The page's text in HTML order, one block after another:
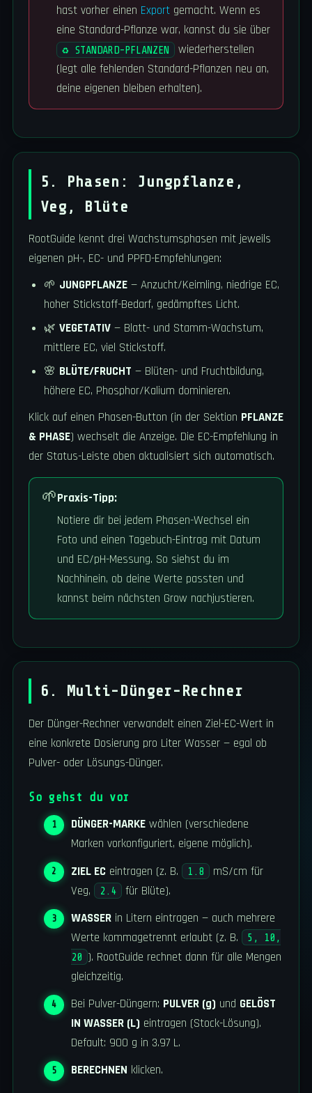
hast vorher einen Exportgemacht. Wenn es
eine Standard-Pflanze war, kannst du sie über
♻️ STANDARD-PFLANZEN wiederherstellen
(legt alle fehlenden Standard-Pflanzen neu an,
deine eigenen bleiben erhalten).
5. Phasen: Jungpflanze,
Veg, Blüte
RootGuide kennt drei Wachstumsphasen mit jeweils
eigenen pH-, EC- und PPFD-Empfehlungen:
🌱 JUNGPFLANZE — Anzucht/Keimling, niedrige EC,
hoher Stickstoff-Bedarf, gedämpftes Licht.
🌿VEGETATIV — Blatt- und Stamm-Wachstum,
mittlere EC, viel Stickstoff.
🌸 BLÜTE/FRUCHT — Blüten- und Fruchtbildung,
höhere EC, Phosphor/Kalium dominieren.
Klick auf einen Phasen-Button (in der Sektion PFLANZE
& PHASE) wechselt die Anzeige. Die EC-Empfehlung in
der Status-Leiste oben aktualisiert sich automatisch.
🌱Praxis-Tipp:
Notiere dir bei jedem Phasen-Wechsel ein
Foto und einen Tagebuch-Eintrag mit Datum
und EC/pH-Messung. So siehst du im
Nachhinein, ob deine Werte passten und
kannst beim nächsten Grow nachjustieren.
6. Multi-Dünger-Rechner
Der Dünger-Rechner verwandelt einen Ziel-EC-Wert in
eine konkrete Dosierung pro Liter Wasser — egal ob
Pulver- oder Lösungs-Dünger.
So gehst du vor
DÜNGER-MARKEwählen (verschiedene
Marken vorkonfiguriert, eigene möglich).
ZIEL EC eintragen (z. B. 1.8
mS/cm für
Veg,
2.4
für Blüte).
WASSERin Litern eintragen — auch mehrere
Werte kommagetrennt erlaubt (z. B.
5, 10,
20 ). RootGuide rechnet dann für alle Mengen
gleichzeitig.
Bei Pulver-Düngern: PULVER (g)und GELÖST
IN WASSER (L)eintragen (Stock-Lösung).
Default: 900 g in 3.97 L.
BERECHNEN klicken.